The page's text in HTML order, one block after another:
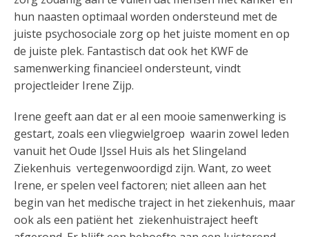
hun naasten optimaal worden ondersteund met de
juiste psychosociale zorg op het juiste moment en op
de juiste plek. Fantastisch dat ook het KWF de
samenwerking financieel ondersteunt, vindt
projectleider Irene Zijp.
Irene geeft aan dat er al een mooie samenwerking is
gestart, zoals een vliegwielgroep waarin zowel leden
vanuit het Oude IJssel Huis als het Slingeland
Ziekenhuis vertegenwoordigd zijn. Want, zo weet
Irene, er spelen veel factoren; niet alleen aan het
begin van het medische traject in het ziekenhuis, maar
ook als een patiënt het ziekenhuistraject heeft